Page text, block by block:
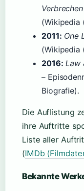
(Wikipedia
2011: One
(Wikipedia
2016: Law
–
Biografie).
Die Auflistung
ihre Auftritte
Liste aller
(IMDb
Bekannte